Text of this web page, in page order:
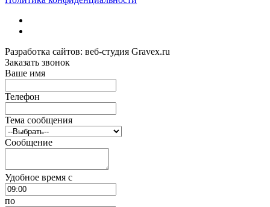
Разработка сайтов: веб-студия Gravex.ru
Заказать звонок
Ваше имя
Телефон
Тема сообщения
Сообщение
Удобное время c
по